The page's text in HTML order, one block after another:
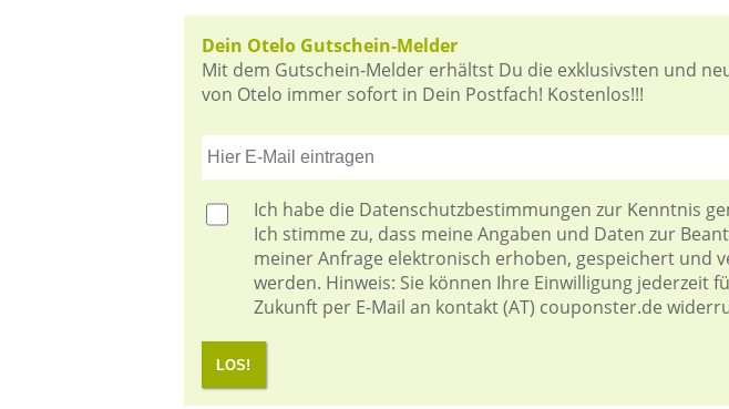
Dein Otelo Gutschein-Melder
Mit dem Gutschein-Melder erhältst Du die exklusivsten und
von Otelo immer sofort in Dein Postfach! Kostenlos!!!
Ich habe die Datenschutzbestimmungen zur Kenntnis
Ich stimme zu, dass meine Angaben und Daten zur
meiner Anfrage elektronisch erhoben, gespeichert und
werden. Hinweis: Sie können Ihre Einwilligung jederzeit
Zukunft per E-Mail an kontakt (AT) couponster.de
LOS!